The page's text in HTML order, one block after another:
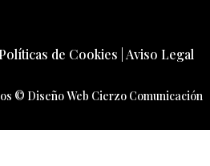
Políticas de Cookies Aviso Legal
© Diseño Web Cierzo Comunicación